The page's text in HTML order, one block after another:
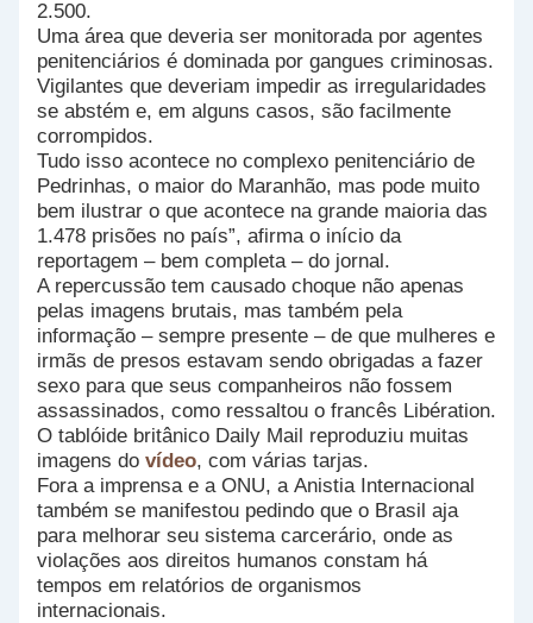
2.500.
Uma área que deveria ser monitorada por agentes
penitenciários é dominada por gangues criminosas.
Vigilantes que deveriam impedir as irregularidades
se abstém e, em alguns casos, são facilmente
corrompidos.
Tudo isso acontece no complexo penitenciário de
Pedrinhas, o maior do Maranhão, mas pode muito
bem ilustrar o que acontece na grande maioria das
1.478 prisões no país”, afirma o início da
reportagem – bem completa – do jornal.
A repercussão tem causado choque não apenas
pelas imagens brutais, mas também pela
informação – sempre presente – de que mulheres e
irmãs de presos estavam sendo obrigadas a fazer
sexo para que seus companheiros não fossem
assassinados, como ressaltou o francês Libération.
O tablóide britânico Daily Mail reproduziu muitas
imagens do vídeo, com várias tarjas.
Fora a imprensa e a ONU, a Anistia Internacional
também se manifestou pedindo que o Brasil aja
para melhorar seu sistema carcerário, onde as
violações aos direitos humanos constam há
tempos em relatórios de organismos
internacionais.